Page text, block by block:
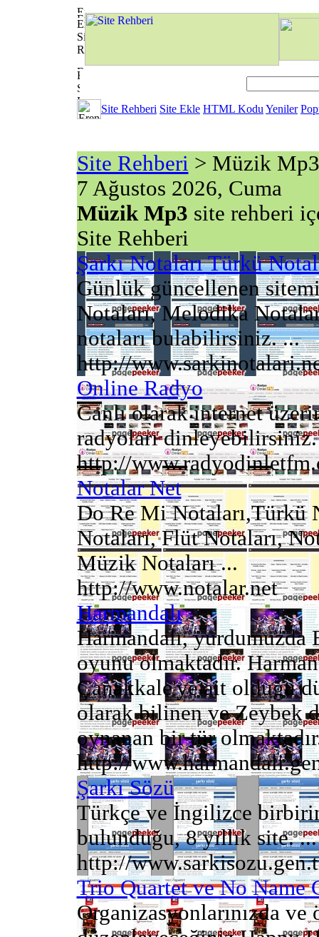
Site Rehberi Site Ekle HTML Kodu Yeniler
Site Rehberi > Müzik Mp3
7 Ağustos 2026, Cuma
Müzik Mp3 site rehberi
Site Rehberi
Şarkı Notaları Türkü
Günlük güncellenen
Notaları, Melodika
notaları bulabilirsiniz. ...
http://
Online Radyo
Canlı olarak internet
radyoları
http://
Notalar Net
Do Re Mi Notaları,Türkü
Notaları, Flüt Notaları,
Müzik Notaları ...
http://www.notalar.net
Harmandalı
Harmandalı,
oyunu olmaktadır.
Çanakkale'ye ait olduğu
olarak bilinen ve Zeybek
oynanan bir tür
http://
Şarkı Sözü
Türkçe ve İngilizce
bulunduğu, 8 yıllık site. ...
http://
Trio Quartet ve No Name
Organizasyonlarınızda